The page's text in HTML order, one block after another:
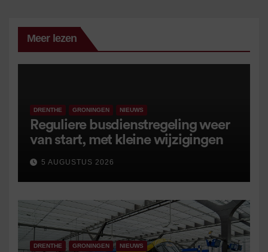
Meer lezen
DRENTHE GRONINGEN NIEUWS
Reguliere busdienstregeling weer
van start, met kleine wijzigingen
5 AUGUSTUS 2026
DRENTHE GRONINGEN NIEUWS